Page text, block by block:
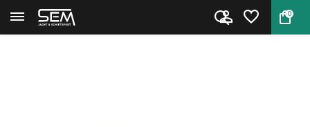
0
Terug Home Grip Screw voor Browning Buckm...